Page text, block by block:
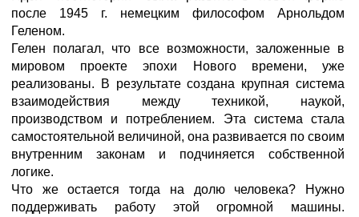
после 1945 г. немецким философом Арнольдом
Геленом.
Гелен полагал, что все возможности, заложенные в
мировом проекте эпохи Нового времени, уже
реализованы. В результате создана крупная система
взаимодействия между техникой, наукой,
производством и потреблением. Эта система стала
самостоятельной величиной, она развивается по своим
внутренним законам и подчиняется собственной
логике.
Что же остается тогда на долю человека? Нужно
поддерживать работу этой огромной машины.